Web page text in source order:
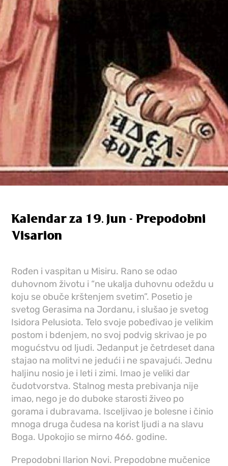
Kalendar za 19. jun - Prepodobni
Visarion
Rođen i vaspitan u Misiru. Rano se odao
duhovnom životu i “ne ukalja duhovnu odeždu u
koju se obuče krštenjem svetim”. Posetio je
svetog Gerasima na Jordanu, i slušao je svetog
Isidora Pelusiota. Telo svoje pobeđivao je velikim
postom i bdenjem, no svoj podvig skrivao je po
mogućstvu od ljudi. Jedanput je četrdeset dana
stajao na molitvi ne jedući i ne spavajući. Jednu
haljinu nosio je i leti i zimi. Imao je veliki dar
čudotvorstva. Stalnog mesta prebivanja nije
imao, nego je do duboke starosti živeo po
gorama i dubravama. Isceljivao je bolesne i činio
mnoga druga čudesa na korist ljudi a na slavu
Boga. Upokojio se mirno 466. godine.
Prepodobni Ilarion Novi. Prepodobne mučenice